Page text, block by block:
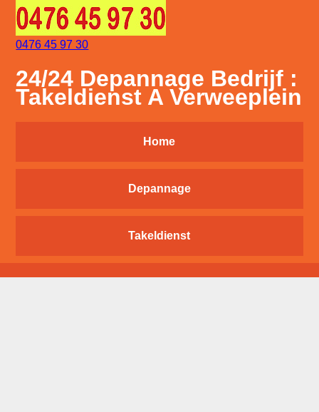
0476 45 97 30
24/24 Depannage Bedrijf :
Takeldienst A Verweeplein
Home
Depannage
Takeldienst